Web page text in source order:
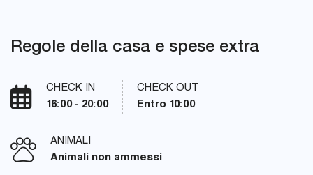
Regole della casa e spese extra
CHECK IN
16:00 - 20:00
CHECK OUT
Entro 10:00
ANIMALI
Animali non ammessi